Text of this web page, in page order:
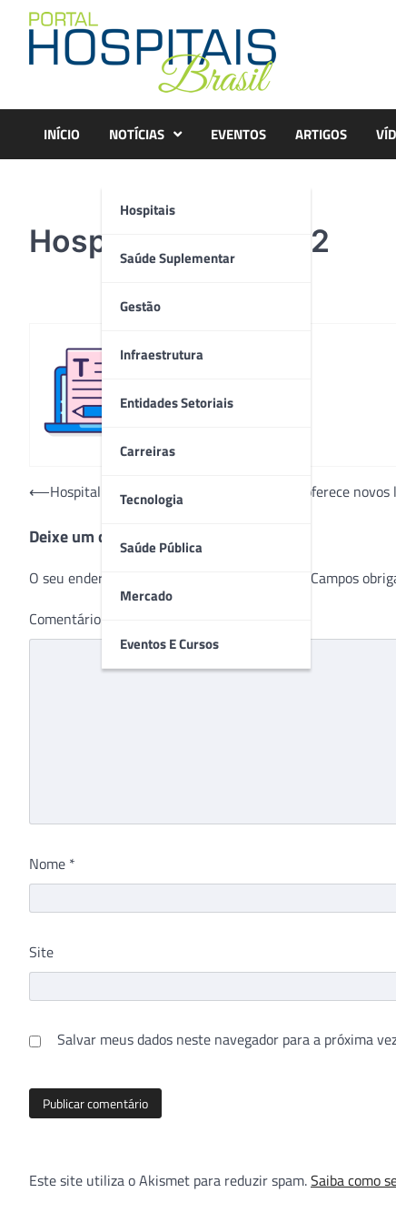
content
INÍCIO NOTÍCIAS
Hospitais
Saúde Suplementar
Gestão
Infraestrutura
Entidades Setoriais
Carreiras
Tecnologia
Saúde Pública
Mercado
Eventos E Cursos
EVENTOS ARTIGOS
Hospital do Carmo 2
Navegação
Post
⟵Hospital da Zona Oeste do Rio de Janeiro oferece
Deixe um comentário
O seu endereço de e-mail não será publicado. Campos
Comentário
Nome *
Site
Salvar meus dados neste navegador para a próxima
Este site utiliza o Akismet para reduzir spam.Saiba como